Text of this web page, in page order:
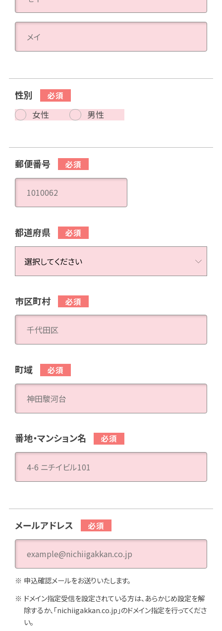
性別
女性 男性
郵便番号
都道府県
市区町村
町域
番地・マンション名
メールアドレス
申込確認メールをお送りいたします。
ドメイン指定受信を設定されている方は、あらかじめ設定を解
除するか、「nichiigakkan.co.jp」のドメイン指定を行ってくださ
い。